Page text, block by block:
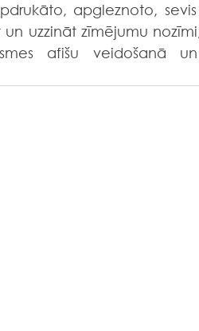
apgleznoto,
uzzināt zīmējumu
afišu veidošanā